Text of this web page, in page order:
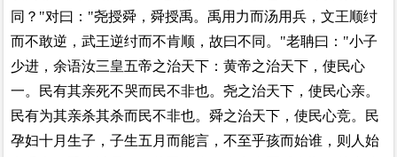
同？"对曰："尧授舜，舜授禹。禹用力而汤用兵，文王顺纣
而不敢逆，武王逆纣而不肯顺，故曰不同。"老聃曰："小子
少进，余语汝三皇五帝之治天下：黄帝之治天下，使民心
一。民有其亲死不哭而民不非也。尧之治天下，使民心亲。
民有为其亲杀其杀而民不非也。舜之治天下，使民心竞。民
孕妇十月生子，子生五月而能言，不至乎孩而始谁，则人始